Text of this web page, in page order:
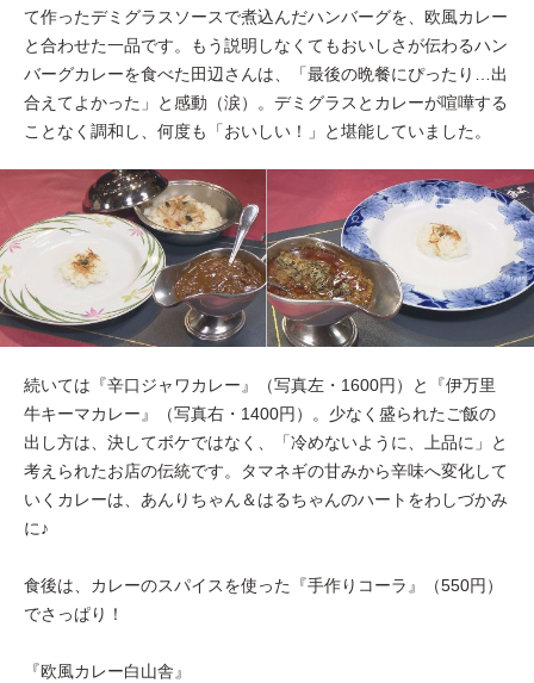
て作ったデミグラスソースで煮込んだハンバーグを、欧風カレー
と合わせた一品です。もう説明しなくてもおいしさが伝わるハン
バーグカレーを食べた田辺さんは、「最後の晩餐にぴったり…出
合えてよかった」と感動（涙）。デミグラスとカレーが喧嘩する
ことなく調和し、何度も「おいしい！」と堪能していました。
続いては『辛口ジャワカレー』（写真左・1600円）と『伊万里
牛キーマカレー』（写真右・1400円）。少なく盛られたご飯の
出し方は、決してボケではなく、「冷めないように、上品に」と
考えられたお店の伝統です。タマネギの甘みから辛味へ変化して
いくカレーは、あんりちゃん＆はるちゃんのハートをわしづかみ
に♪
食後は、カレーのスパイスを使った『手作りコーラ』（550円）
でさっぱり！
『欧風カレー白山舎』